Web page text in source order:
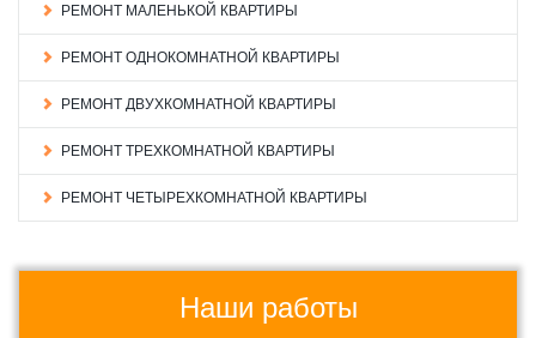
РЕМОНТ МАЛЕНЬКОЙ КВАРТИРЫ
РЕМОНТ ОДНОКОМНАТНОЙ КВАРТИРЫ
РЕМОНТ ДВУХКОМНАТНОЙ КВАРТИРЫ
РЕМОНТ ТРЕХКОМНАТНОЙ КВАРТИРЫ
РЕМОНТ ЧЕТЫРЕХКОМНАТНОЙ КВАРТИРЫ
Наши работы